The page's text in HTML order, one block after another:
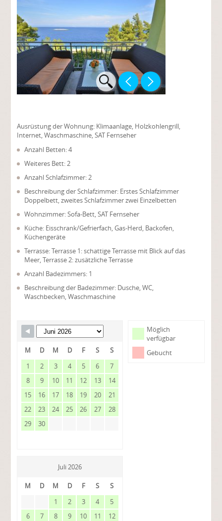
Ausrüstung der Wohnung: Klimaanlage, Holzkohlengrill,
Internet, Waschmaschine, SAT Fernseher
Anzahl Betten: 4
Weiteres Bett: 2
Anzahl Schlafzimmer: 2
Beschreibung der Schlafzimmer: Erstes Schlafzimmer
Doppelbett, zweites Schlafzimmer zwei Einzelbetten
Wohnzimmer: Sofa-Bett, SAT Fernseher
Küche: Eisschrank/Gefrierfach, Gas-Herd, Backofen,
Küchengeräte
Terrasse: Terrasse 1: schattige Terrasse mit Blick auf das
Meer, Terrasse 2: zusätzliche Terrasse
Anzahl Badezimmers: 1
Beschreibung der Badezimmer: Dusche, WC,
Waschbecken, Waschmaschine
Möglich
verfügbar
Gebucht
M D M D F S
S
1
2 3 4 5 6
7
8
9 10 11 12 13
14
15
16 17 18 19 20
21
22
23 24 25 26 27
28
29
30
Juli 2026
M D M D F S
S
1
2 3 4
5
6
7 8 9 10 11
12